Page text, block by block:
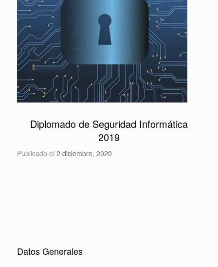
Diplomado de Seguridad Informática
2019
Publicado el 2 diciembre, 2020
Datos Generales